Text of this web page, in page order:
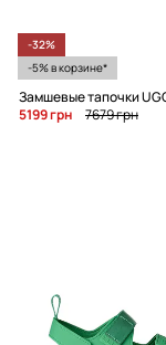
-32%
-5% в корзине*
5199 грн
7679 грн